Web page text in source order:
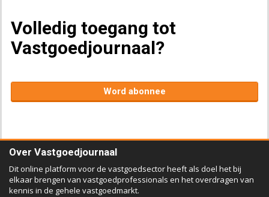
Volledig toegang tot
Vastgoedjournaal?
Word abonnee
Over Vastgoedjournaal
Dit online platform voor de vastgoedsector heeft als doel het bij
elkaar brengen van vastgoedprofessionals en het overdragen van
kennis in de gehele vastgoedmarkt.